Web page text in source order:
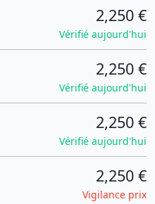
2,250 €
Vérifié aujourd'hui
2,250 €
Vérifié aujourd'hui
2,250 €
Vérifié aujourd'hui
2,250 €
Vigilance prix